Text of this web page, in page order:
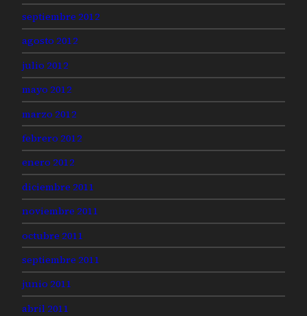
septiembre 2012
agosto 2012
julio 2012
mayo 2012
marzo 2012
febrero 2012
enero 2012
diciembre 2011
noviembre 2011
octubre 2011
septiembre 2011
junio 2011
abril 2011